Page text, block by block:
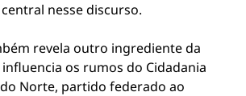
nesse discurso.
revela outro ingrediente da
os rumos do Cidadania
Norte, partido federado ao